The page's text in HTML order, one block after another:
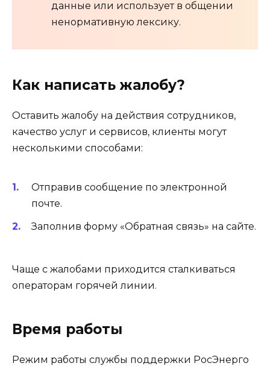
данные или использует в общении
ненормативную лексику.
Как написать жалобу?
Оставить жалобу на действия сотрудников,
качество услуг и сервисов, клиенты могут
несколькими способами:
Отправив сообщение по электронной
почте.
Заполнив форму «Обратная связь» на сайте.
Чаще с жалобами приходится сталкиваться
операторам горячей линии.
Время работы
Режим работы службы поддержки РосЭнерго